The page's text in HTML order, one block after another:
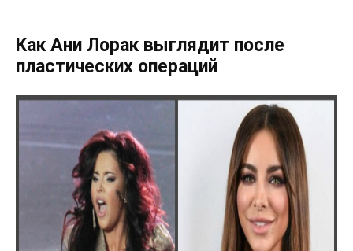
Как Ани Лорак выглядит после
пластических операций